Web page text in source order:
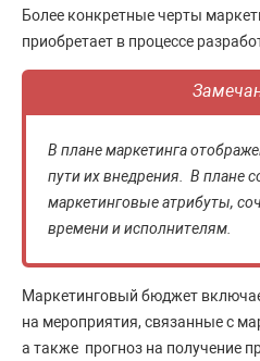
Более конкретные черты
приобретает в процессе
В плане маркетинга
пути их внедрения. В плане
маркетинговые атрибуты,
времени и исполнителям.
Маркетинговый бюджет
на мероприятия, связанные с
а также прогноз на получение